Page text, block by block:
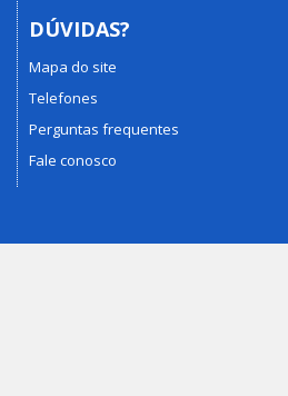
DÚVIDAS?
Mapa do site
Telefones
Perguntas frequentes
Fale conosco